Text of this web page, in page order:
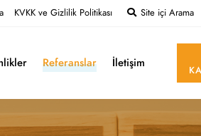
KVKK ve Gizlilik Politikası Site içi Arama
Referanslar İletişim